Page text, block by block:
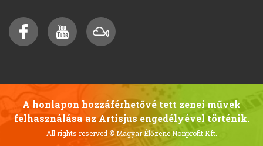
A honlapon hozzáférhetővé tett zenei művek
felhasználása az Artisjus engedélyével történik.
All rights reserved© Magyar Élőzene Nonprofit Kft.